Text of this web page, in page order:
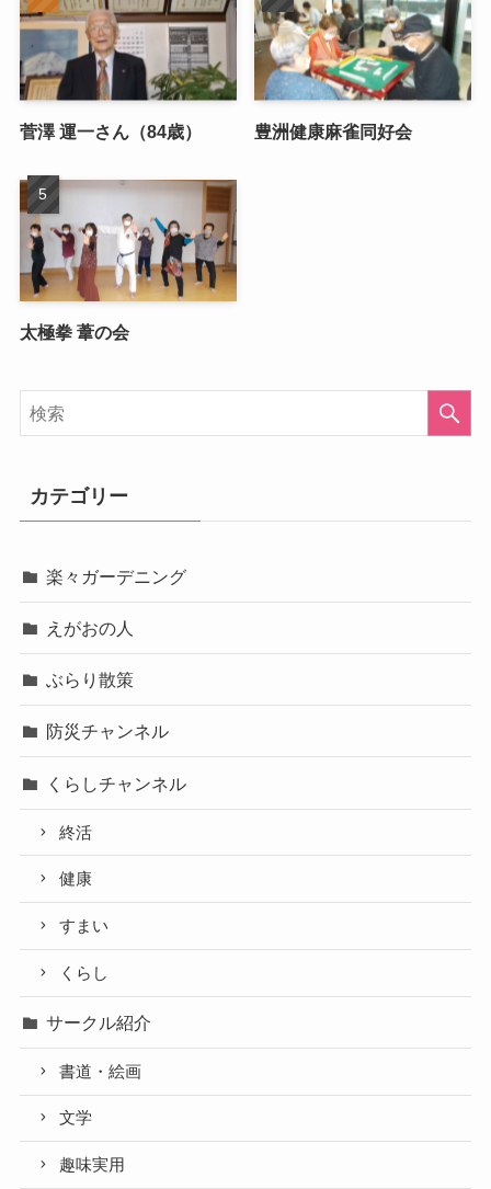
菅澤 運一さん（84歳） 豊洲健康麻雀同好会
太極拳 葦の会
カテゴリー
楽々ガーデニング
えがおの人
ぶらり散策
防災チャンネル
くらしチャンネル
終活
健康
すまい
くらし
サークル紹介
書道・絵画
文学
趣味実用